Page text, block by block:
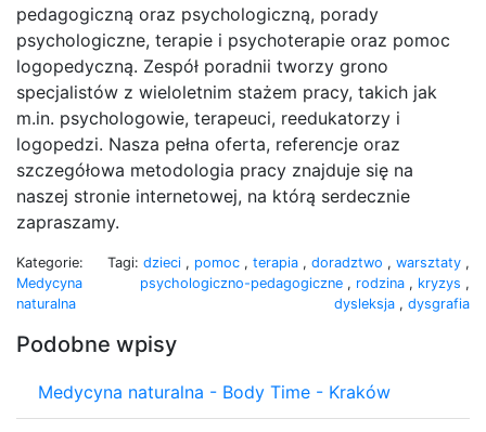
pedagogiczną oraz psychologiczną, porady
psychologiczne, terapie i psychoterapie oraz pomoc
logopedyczną. Zespół poradnii tworzy grono
specjalistów z wieloletnim stażem pracy, takich jak
m.in. psychologowie, terapeuci, reedukatorzy i
logopedzi. Nasza pełna oferta, referencje oraz
szczegółowa metodologia pracy znajduje się na
naszej stronie internetowej, na którą serdecznie
zapraszamy.
Kategorie:
Medycyna
naturalna
Tagi: dzieci , pomoc , terapia , doradztwo , warsztaty ,
psychologiczno-pedagogiczne , rodzina , kryzys ,
dysleksja , dysgrafia
Podobne wpisy
Medycyna naturalna - Body Time - Kraków